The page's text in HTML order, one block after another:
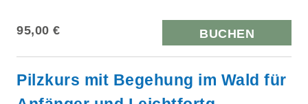
95,00 € BUCHEN
Pilzkurs mit Begehung im Wald für